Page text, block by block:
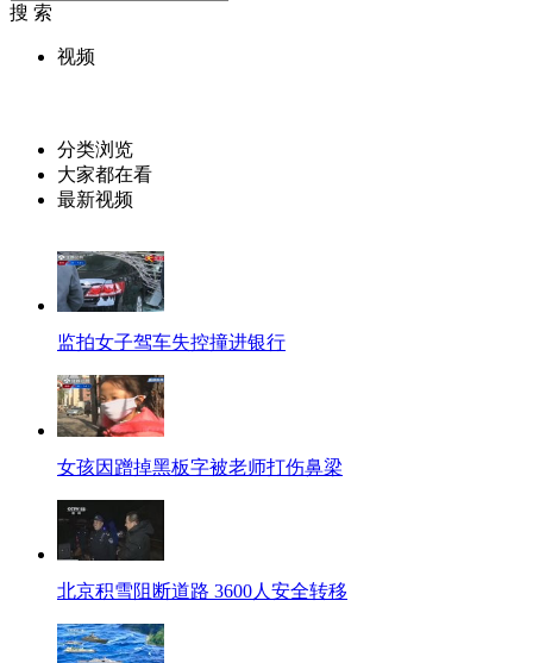
搜 索
视频
分类浏览
大家都在看
最新视频
监拍女子驾车失控撞进银行
女孩因蹭掉黑板字被老师打伤鼻梁
北京积雪阻断道路 3600人安全转移